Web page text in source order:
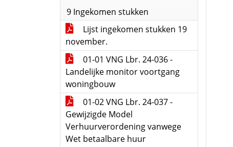
9 Ingekomen stukken
Lijst ingekomen stukken 19
november.
01-01 VNG Lbr. 24-036 -
Landelijke monitor voortgang
woningbouw
01-02 VNG Lbr. 24-037 -
Gewijzigde Model
Verhuurverordening vanwege
Wet betaalbare huur